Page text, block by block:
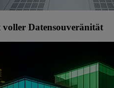
Datensouveränität